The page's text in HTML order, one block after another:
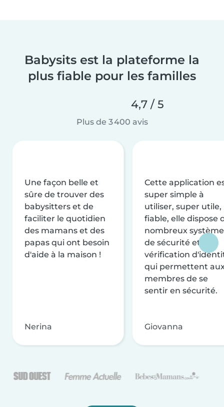
Babysits est la plateforme la
plus fiable pour les familles
4,7 / 5
Plus de 3 400 avis
Une façon belle et
sûre de trouver des
babysitters et de
faciliter le quotidien
des mamans et des
papas qui ont besoin
d'aide à la maison !
Nerina
Cette application
super simple à
utiliser, super utile,
fiable, elle dispose
nombreux
de sécurité et de
vérification
qui permettent
membres de se
sentir en sécurité.
Giovanna